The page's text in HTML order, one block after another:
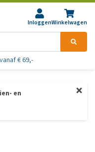
InloggenWinkelwagen
€ 69,-
en